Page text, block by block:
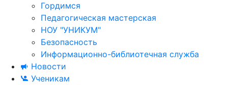
Гордимся
Педагогическая мастерская
НОУ "УНИКУМ"
Безопасность
Информационно-библиотечная служба
Новости
Ученикам